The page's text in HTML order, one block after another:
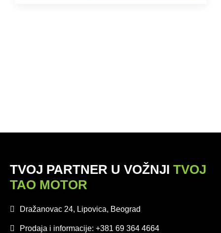
TVOJ PARTNER U VOŽNJI TVOJ
TAO MOTOR
Dražanovac 24, Lipovica, Beograd
Prodaja i informacije: +381 69 364 4664